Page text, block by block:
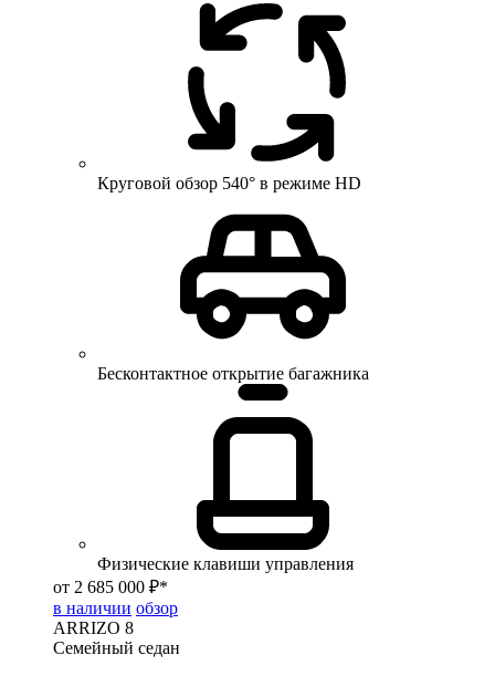
Круговой обзор 540° в режиме HD
Бесконтактное открытие багажника
Физические клавиши управления
от 2 685 000 ₽*
в наличии обзор
ARRIZO 8
Семейный седан